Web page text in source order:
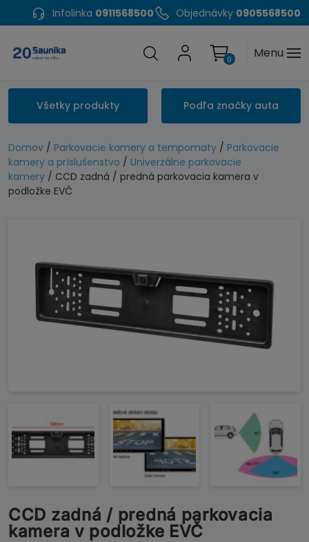
Infolinka 0911568500 Objednávky 0905568500
Menu
0
Všetky produkty Podľa značky auta
Domov / Parkovacie kamery a tempomaty / Parkovacie
kamery a príslušenstvo / Univerzálne parkovacie
kamery / CCD zadná / predná parkovacia kamera v
podložke EVČ
CCD zadná / predná parkovacia
kamera v podložke EVČ